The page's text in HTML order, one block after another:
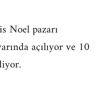
Noel pazarı
açılıyor ve 10